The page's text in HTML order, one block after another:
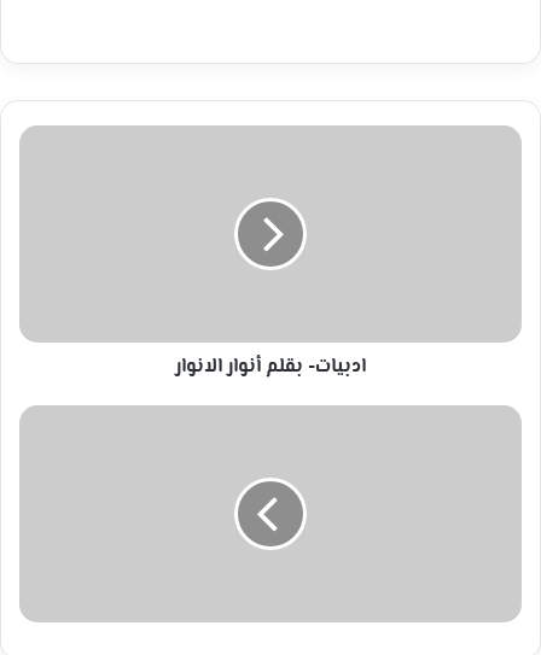
ادبيات-
ادبيات- بقلم أنوار الانوار